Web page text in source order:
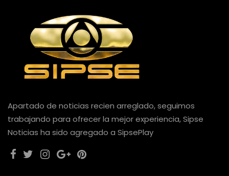
Apartado de noticias recien arreglado, seguimos
trabajando para ofrecer la mejor experiencia, Sipse
Noticias ha sido agregado a SipsePlay